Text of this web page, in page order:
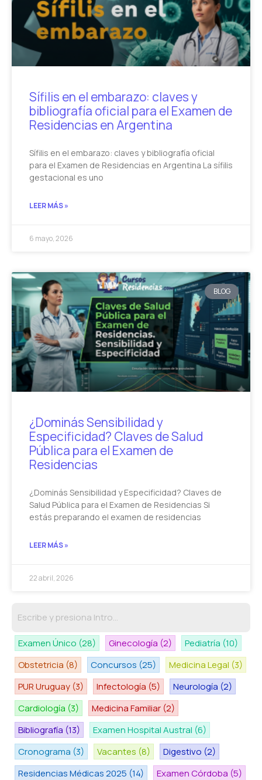
Sífilis en el embarazo: claves y
bibliografía oficial para el Examen de
Residencias en Argentina
Sífilis en el embarazo: claves y bibliografía oficial
para el Examen de Residencias en Argentina La sífilis
gestacional es uno
LEER MÁS »
6 mayo, 2026
BLOG
¿Dominás Sensibilidad y
Especificidad? Claves de Salud
Pública para el Examen de
Residencias
¿Dominás Sensibilidad y Especificidad? Claves de
Salud Pública para el Examen de Residencias Si
estás preparando el examen de residencias
LEER MÁS »
22 abril, 2026
Examen Único (28) Ginecología (2) Pediatría (10)
Obstetricia (8) Concursos (25) Medicina Legal (3)
PUR Uruguay (3) Infectología (5) Neurología (2)
Cardiología (3) Medicina Familiar (2)
Bibliografía (13) Examen Hospital Austral (6)
Cronograma (3) Vacantes (8) Digestivo (2)
Residencias Médicas 2025 (14) Examen Córdoba (5)